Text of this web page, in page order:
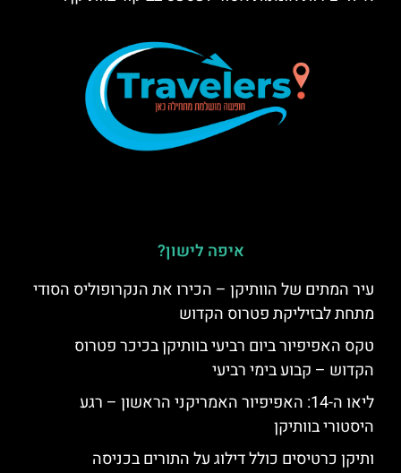
איפה לישון?
עיר המתים של הוותיקן – הכירו את הנקרופוליס הסודי
מתחת לבזיליקת פטרוס הקדוש
טקס האפיפיור ביום רביעי בוותיקן בכיכר פטרוס
הקדוש – קבוע בימי רביעי
ליאו ה-14: האפיפיור האמריקני הראשון – רגע
היסטורי בוותיקן
ותיקן כרטיסים כולל דילוג על התורים בכניסה